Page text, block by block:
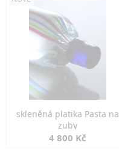
skleněná platika Pasta na
zuby
4 800 Kč